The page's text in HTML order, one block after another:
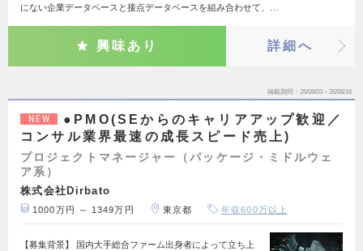
にない企業データベースと接点データベースを組み合わせて、…
興味あり 詳細へ
掲載期間 26/08/03～26/08/16
NEW
●PMO(SEからのキャリアアップ歓迎／
コンサル業界最速の成長スピード売上)
プロジェクトマネージャー（パッケージ・ミドルウェ
ア系）
株式会社Dirbato
1000万円 ～ 1349万円 東京都 年収600万以上
【募集背景】 国内大手総合ファーム出身者によって立ち上